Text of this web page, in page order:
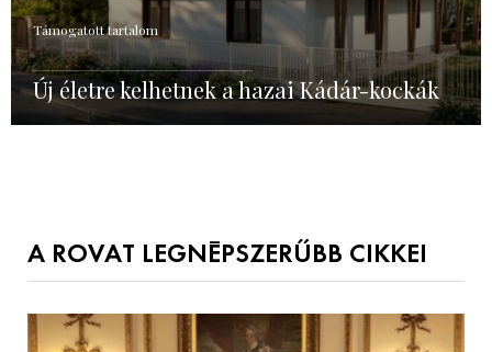
Támogatott tartalom
Új életre kelhetnek a hazai Kádár-kockák
A ROVAT LEGNÉPSZERŰBB CIKKEI